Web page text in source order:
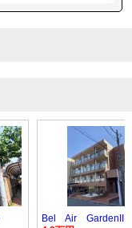
Bel Air GardenIII